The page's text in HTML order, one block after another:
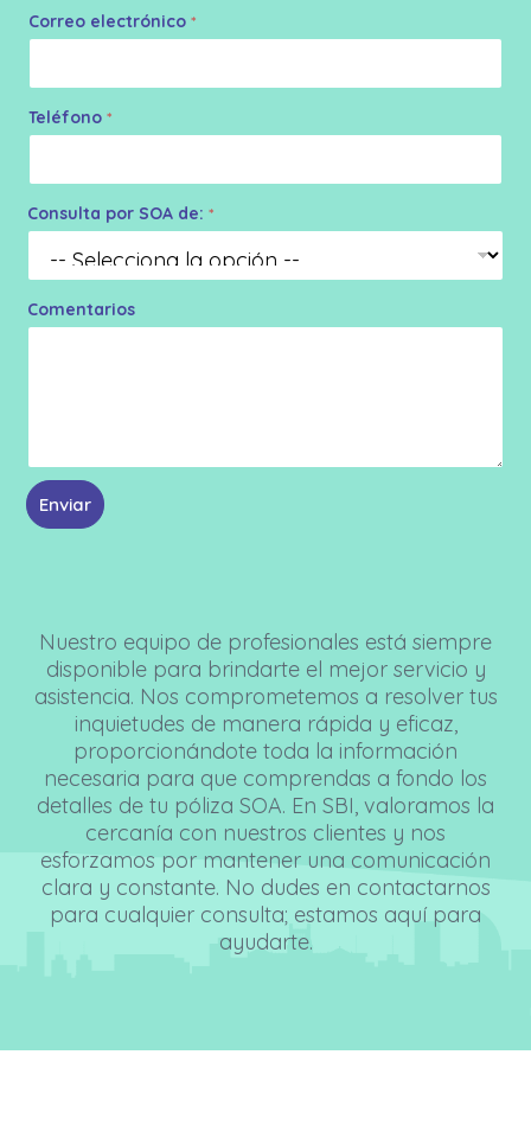
Correo electrónico*
Teléfono*
Consulta por SOA de:*
Comentarios
Enviar
Nuestro equipo de profesionales está siempre
disponible para brindarte el mejor servicio y
asistencia. Nos comprometemos a resolver tus
inquietudes de manera rápida y eficaz,
proporcionándote toda la información
necesaria para que comprendas a fondo los
detalles de tu póliza SOA. En SBI, valoramos la
cercanía con nuestros clientes y nos
esforzamos por mantener una comunicación
clara y constante. No dudes en contactarnos
para cualquier consulta; estamos aquí para
ayudarte.